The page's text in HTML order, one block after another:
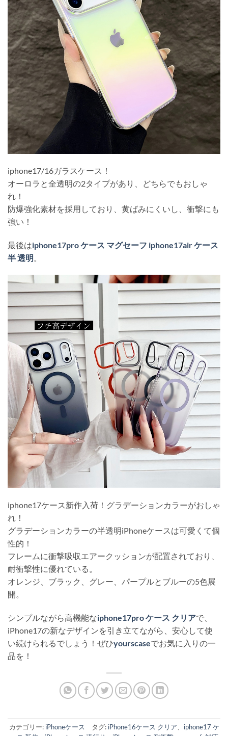
iphone17/16ガラスケース！
オーロラと全透明の2タイプがあり、どちらでもおしゃ
れ！
防爆強化素材を採用しており、黄ばみにくいし、衝撃にも
強い！
最後はiphone17pro ケース マグセーフ iphone17air ケース
半 透明 。
iphone17ケース新作入荷！グラデーションカラーがおしゃ
れ！
グラデーションカラーの半透明iPhoneケースは可愛くて個
性的！
フレームに衝撃吸収エアークッションが配置されており、
耐衝撃性に優れている。
オレンジ、ブラック、グレー、パープルとブルーの5色展
開。
シンプルながら高機能なiphone17pro ケース クリアで、
iPhone17の新なデザインを引き立てながら、安心して使
い続けられるでしょう！ぜひyourscaseでお気に入りの一
品を！
カテゴリー: iPhoneケース タグ: iPhone16ケース クリア
iphone17 ケ